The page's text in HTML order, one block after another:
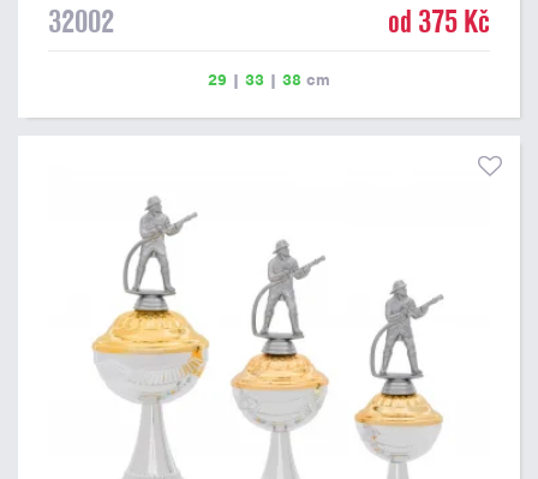
32002 od 375 Kč
29 | 33 | 38 cm